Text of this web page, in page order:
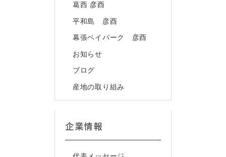
葛西 彦酉
平和島 彦酉
幕張ベイパーク 彦酉
お知らせ
ブログ
産地の取り組み
企業情報